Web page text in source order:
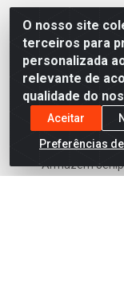
O nosso site
terceiros para
personalizada
relevante de
qualidade do
Aceitar
Preferências
Preços,
válidos para
Caso haja
preço que for
momento do
e
Armazém